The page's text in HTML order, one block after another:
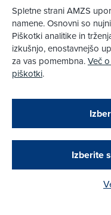
V žarometu
Uvodnik
Avto-moto
Pogovor
Šport
Pnevmatike
Otroški varnostni sedeži
Spletne strani AMZS
namene. Osnovni so
Piškotki analitike in
izkušnjo, enostavnejšo
za vas pomembna.Več
piškotki.
Izberite